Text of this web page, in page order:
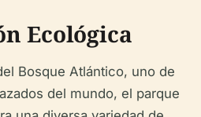
Ecológica
Bosque Atlántico, uno de
del mundo, el parque